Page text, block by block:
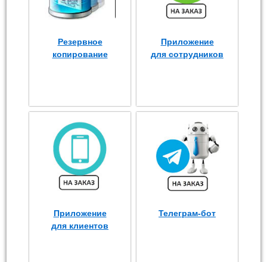
Резервное
копирование
Приложение
для сотрудников
Приложение
для клиентов
Телеграм-бот